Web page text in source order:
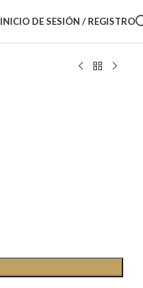
INICIO DE SESIÓN / REGISTRO